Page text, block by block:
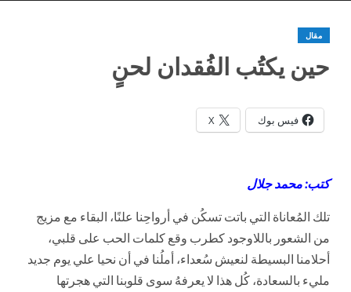
مقال
حين يكتُب الفُقدان لحنٍ
فيس بوك X
كتب: محمد جلال
تلك المُعاناة التي باتت تسكُن في أرواحِنا علنًا، البقاء مع مزيج
من الشعور باللاوجود كطرب وقع كلمات الحب على قلبي،
أحلامنا البسيطة لنعيش سُعداء، أملُنا في أن نحيا علي يوم جديد
مليء بالسعادة، كُل هذا لا يعرفهُ سوى قلوبنا التي هجرتها